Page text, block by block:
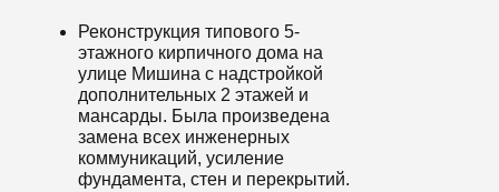
Реконструкция типового 5-
этажного кирпичного дома на
улице Мишина с надстройкой
дополнительных 2 этажей и
мансарды. Была произведена
замена всех инженерных
коммуникаций, усиление
фундамента, стен и перекрытий.